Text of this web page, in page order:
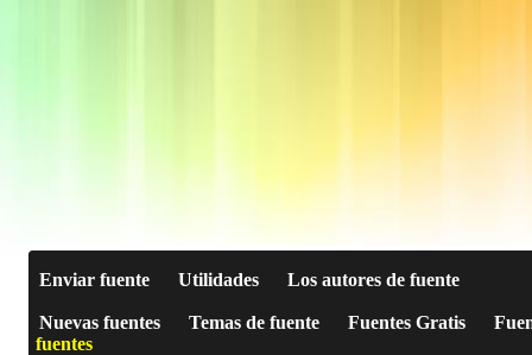
Enviar fuente Utilidades Los autores de fuente
Nuevas fuentes Temas de fuente Fuentes Gratis
fuentes